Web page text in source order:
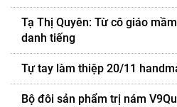
Tạ Thị Quyên: Từ cô giáo
danh tiếng
Tự tay làm thiệp 20/11
Bộ đôi sản phẩm trị nám